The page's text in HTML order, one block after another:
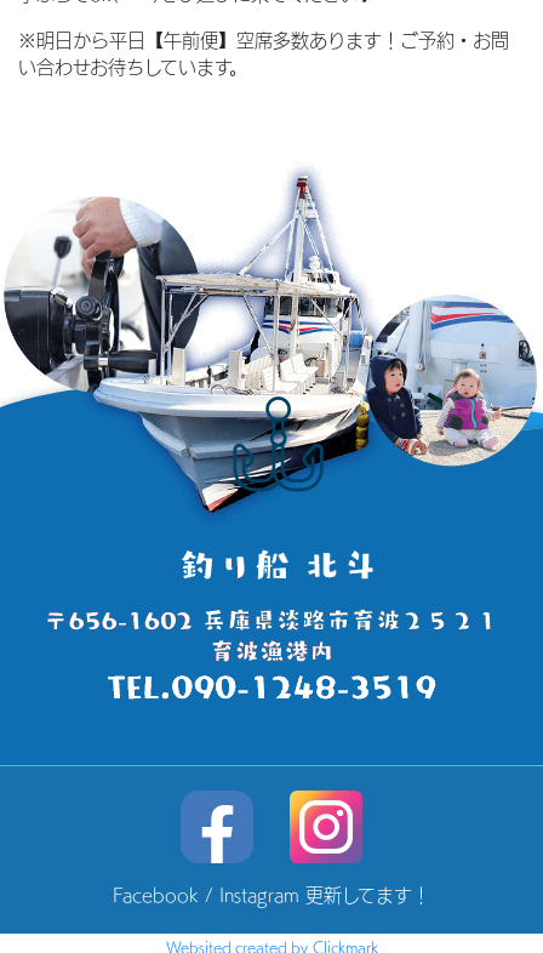
※明日から平日【午前便】空席多数あります！ご予約・お問
い合わせお待ちしています。
Facebook / Instagram 更新してます！
Websited created by Clickmark